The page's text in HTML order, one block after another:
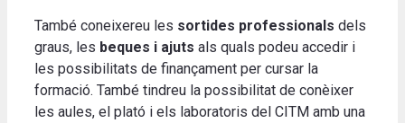
També coneixereu les sortides professionals dels
graus, les beques i ajuts als quals podeu accedir i
les possibilitats de finançament per cursar la
formació. També tindreu la possibilitat de conèixer
les aules, el plató i els laboratoris del CITM amb una